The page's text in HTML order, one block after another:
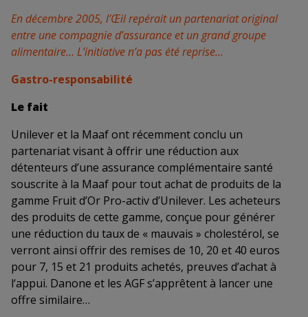
En décembre 2005, l’Œil repérait un partenariat original
entre une compagnie d’assurance et un grandgroupe
alimentaire… L’initiative n’a pas été reprise…
Gastro-responsabilité
Le fait
Unilever et la Maaf ont récemment conclu un
partenariat visant à offrir une réduction aux
détenteurs d’une assurance complémentaire santé
souscrite à la Maaf pour tout achat de produits de la
gamme Fruit d’Or Pro-activ d’Unilever. Les acheteurs
des produits de cette gamme, conçue pour générer
une réduction du taux de « mauvais » cholestérol, se
verront ainsi offrir des remises de 10, 20 et 40 euros
pour 7, 15 et 21 produits achetés, preuves d’achat à
l‘appui. Danone et les AGF s’apprêtent à lancer une
offre similaire…